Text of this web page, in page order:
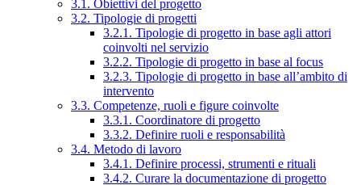
3.1. Obiettivi del progetto
3.2. Tipologie di progetti
3.2.1. Tipologie di progetto in base agli attori
coinvolti nel servizio
3.2.2. Tipologie di progetto in base al focus
3.2.3. Tipologie di progetto in base all’ambito di
intervento
3.3. Competenze, ruoli e figure coinvolte
3.3.1. Coordinatore di progetto
3.3.2. Definire ruoli e responsabilità
3.4. Metodo di lavoro
3.4.1. Definire processi, strumenti e rituali
3.4.2. Curare la documentazione di progetto